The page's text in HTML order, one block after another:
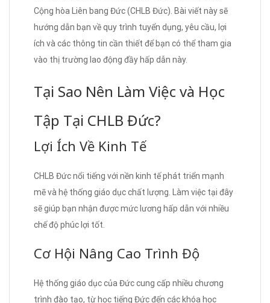
Cộng hòa Liên bang Đức (CHLB Đức). Bài viết này sẽ
hướng dẫn bạn về quy trình tuyển dụng, yêu cầu, lợi
ích và các thông tin cần thiết để bạn có thể tham gia
vào thị trường lao động đầy hấp dẫn này.
Tại Sao Nên Làm Việc và Học
Tập Tại CHLB Đức?
Lợi Ích Về Kinh Tế
CHLB Đức nổi tiếng với nền kinh tế phát triển mạnh
mẽ và hệ thống giáo dục chất lượng. Làm việc tại đây
sẽ giúp bạn nhận được mức lương hấp dẫn với nhiều
chế độ phúc lợi tốt.
Cơ Hội Nâng Cao Trình Độ
Hệ thống giáo dục của Đức cung cấp nhiều chương
trình đào tạo, từ học tiếng Đức đến các khóa học